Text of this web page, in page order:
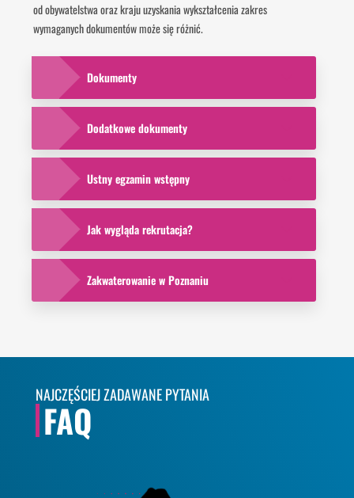
od obywatelstwa oraz kraju uzyskania wykształcenia zakres
wymaganych dokumentów może się różnić.
Dokumenty
Dodatkowe dokumenty
Ustny egzamin wstępny
Jak wygląda rekrutacja?
Zakwaterowanie w Poznaniu
NAJCZĘŚCIEJ ZADAWANE PYTANIA
FAQ